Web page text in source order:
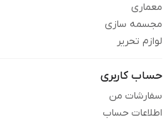
معماری
مجسمه سازی
لوازم تحریر
حساب کاربری
سفارشات من
اطلاعات حساب